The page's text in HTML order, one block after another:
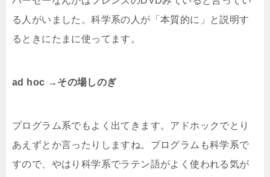
る人がいました。科学系の人が「本質的に」と説明す
るときにたまに使ってます。
ad hoc →その場しのぎ
プログラム系でもよく出てきます。アドホックでとり
あえずとか言ったりしますね。プログラムも科学系で
すので、やはり科学系でラテン語がよく使われる気が